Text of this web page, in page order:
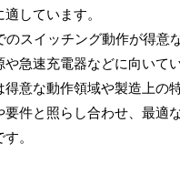
しています。
のスイッチング動作が得意
急速充電器などに向いてい
得意な動作領域や製造上の
要件と照らし合わせ、最適
。